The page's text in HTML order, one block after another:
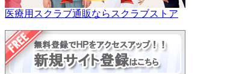
医療用スクラブ通販ならスクラブストア